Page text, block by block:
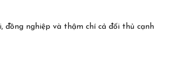
đồng nghiệp và thậm chí cả đối thủ cạnh